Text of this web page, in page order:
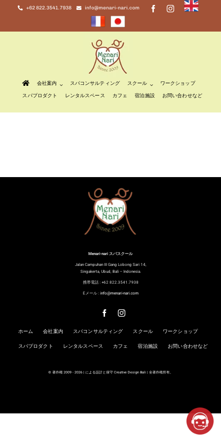
content
+62 822.3541.7938 info@menari-nari.com
会社案内 スパコンサルティング スクール
ワークショップ
スパプロダクト
レンタルスペース カフェ 宿泊施設 お問い合わせなど
Menari-nari スパスクール
Jalan Campuhan III Gang Lobong Sari 14,
Singakerta, Ubud, Bali – Indonesia.
携帯電話 : +62 822.3541.7938
Eメール :info@menari-nari.com
ホーム 会社案内 スパコンサルティング スクール ワークショップ
スパプロダクト レンタルスペース カフェ 宿泊施設 お問い合わせなど
© 著作権 2009 - 2026 | による設計と保守 Creative Design Bali| 全著作権所有。